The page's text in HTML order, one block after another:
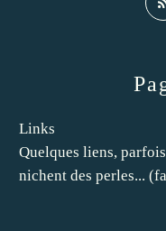
Links
Quelques liens,
nichent des perles...